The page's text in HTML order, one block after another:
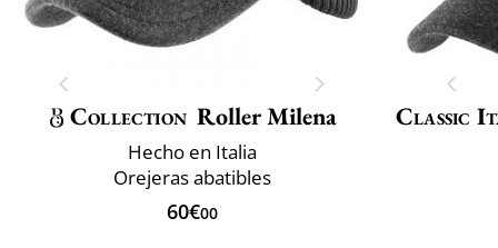
Collection Roller Milena
Hecho en Italia
Orejeras abatibles
60€00
Classic